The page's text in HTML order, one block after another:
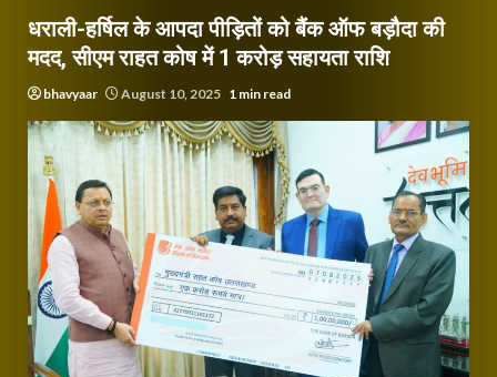
धराली-हर्षिल के आपदा पीड़ितों को बैंक ऑफ बड़ौदा की
मदद, सीएम राहत कोष में 1 करोड़ सहायता राशि
bhavyaar August 10, 2025 1 min read